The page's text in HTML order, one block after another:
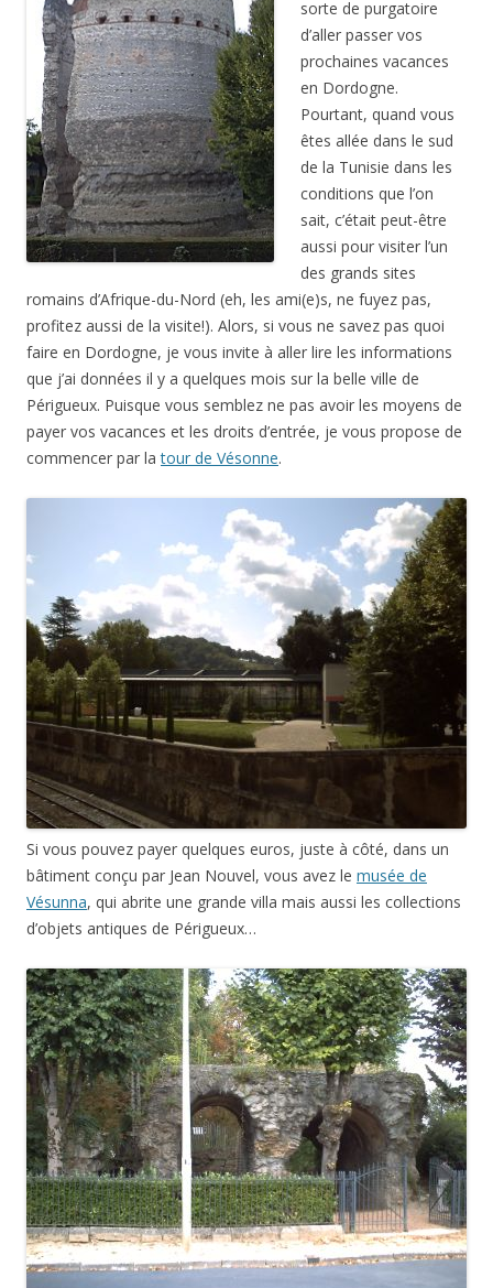
sorte de purgatoire
d’aller passer vos
prochaines vacances
en Dordogne.
Pourtant, quand vous
êtes allée dans le sud
de la Tunisie dans les
conditions que l’on
sait, c’était peut-être
aussi pour visiter l’un
des grands sites
romains d’Afrique-du-Nord (eh, les ami(e)s, ne fuyez pas,
profitez aussi de la visite!). Alors, si vous ne savez pas quoi
faire en Dordogne, je vous invite à aller lire les informations
que j’ai données il y a quelques mois sur la belle ville de
Périgueux. Puisque vous semblez ne pas avoir les moyens de
payer vos vacances et les droits d’entrée, je vous propose de
commencer par latour de Vésonne.
Si vous pouvez payer quelques euros, juste à côté, dans un
bâtiment conçu par Jean Nouvel, vous avez le musée de
Vésunna, qui abrite une grande villa mais aussi les collections
d’objets antiques de Périgueux…